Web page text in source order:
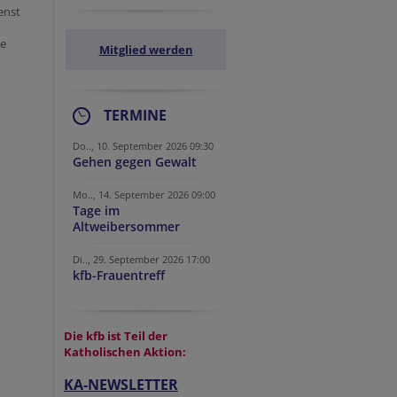
Mitglied werden
TERMINE
Do.., 10. September 2026 09:30
Gehen gegen Gewalt
Mo.., 14. September 2026 09:00
Tage im
Altweibersommer
Di.., 29. September 2026 17:00
kfb-Frauentreff
Die kfb ist Teil der
Katholischen Aktion:
KA-NEWSLETTER